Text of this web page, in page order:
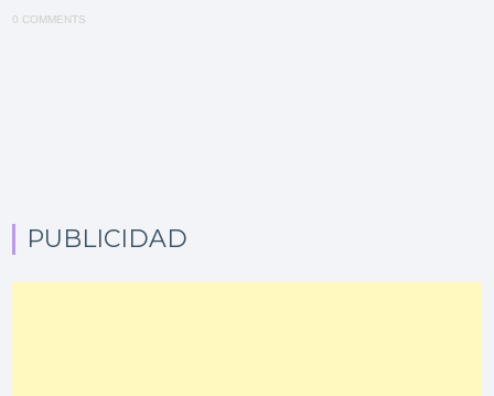
0 COMMENTS
PUBLICIDAD